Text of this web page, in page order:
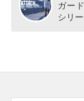
ガー
シリ